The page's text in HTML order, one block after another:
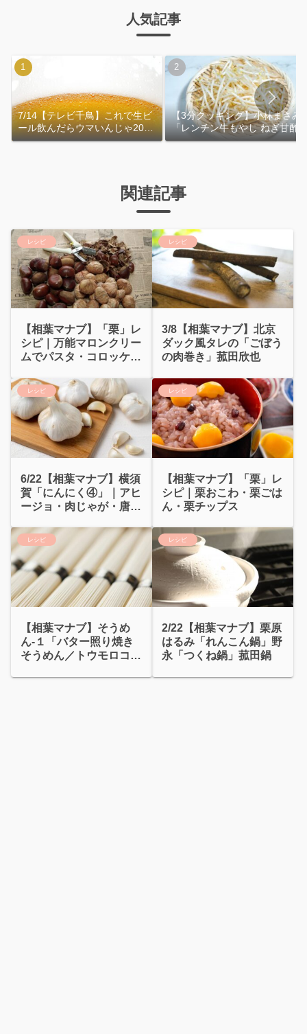
人気記事
7/14【テレビ千鳥】これで生ビ
ール飲んだらウマいんじゃ2026
｜おおよその作り方
【3分クッキング】小林まさみ
「レンチン牛もやし ねぎ甘酢
れ」作り方
関連記事
レシピ
【相葉マナブ】「栗」レ
シピ｜万能マロンクリー
ムでパスタ・コロッケ・
レシピ
3/8【相葉マナブ】北京
ダック風タレの「ごぼう
の肉巻き」菰田欣也
レシピ
6/22【相葉マナブ】横須
賀「にんにく④」｜アヒ
ージョ・肉じゃが・唐揚
レシピ
【相葉マナブ】「栗」レ
シピ｜栗おこわ・栗ごは
ん・栗チップス
レシピ
【相葉マナブ】そうめ
ん-１「バター照り焼き
そうめん／トウモロコシ
レシピ
2/22【相葉マナブ】栗原
はるみ「れんこん鍋」野
永「つくね鍋」菰田鍋